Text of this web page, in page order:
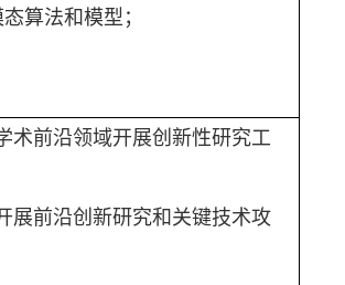
算法和模型；
术前沿领域开展创新性研究工
展前沿创新研究和关键技术攻